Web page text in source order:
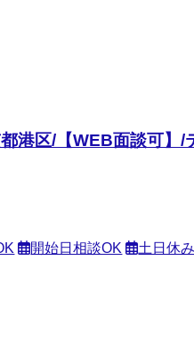
港区/【WEB面談可】/
開始日相談OK 土日休み